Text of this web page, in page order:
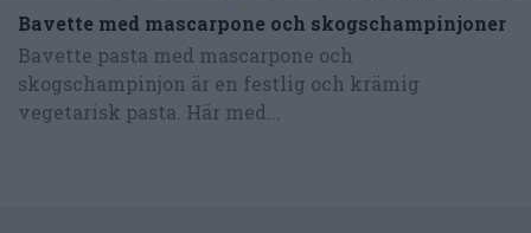
Bavette med mascarpone och skogschampinjoner
Bavette pasta med mascarpone och
skogschampinjon är en festlig och krämig
vegetarisk pasta. Här med...